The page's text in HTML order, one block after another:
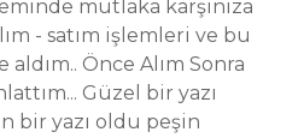
mutlaka karşınıza
- satım işlemleri ve bu
Önce Alım Sonra
Güzel bir yazı
bir yazı oldu peşin